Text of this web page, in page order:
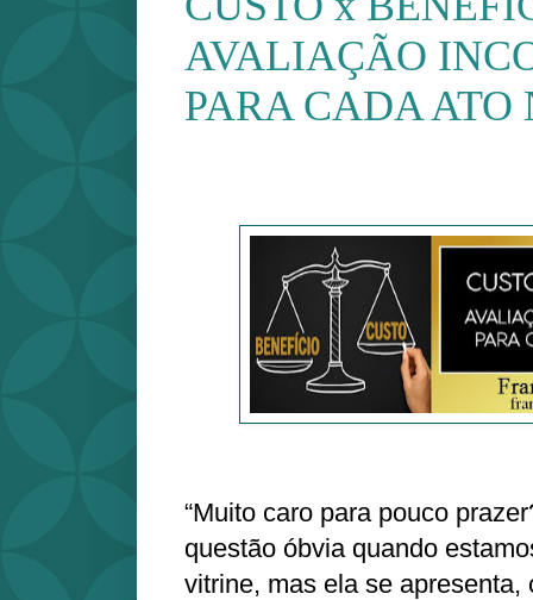
AVALIAÇÃO
PARA CADA ATO
“Muito caro para pouco
questão óbvia quando
vitrine, mas ela se apresenta,